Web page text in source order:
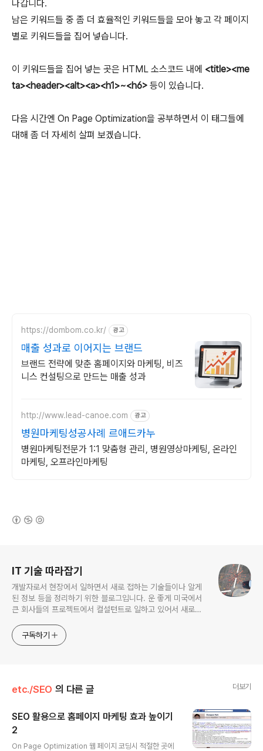
나갑니다.
남은 키워드들 중 좀 더 효율적인 키워드들을 모아 놓고 각 페이지
별로 키워드들을 집어 넣습니다.
이 키워드들을 집어 넣는 곳은 HTML 소스코드 내에 <title><me
ta><header><alt><a><h1>~<h6> 등이 있습니다.
다음 시간엔 On Page Optimization을 공부하면서 이 태그들에
대해 좀 더 자세히 살펴 보겠습니다.
https://dombom.co.kr/ 광고
매출 성과로 이어지는 브랜드
브랜드 전략에 맞춘 홈페이지와 마케팅, 비즈
니스 컨설팅으로 만드는 매출 성과
http://www.lead-canoe.com 광고
병원마케팅성공사례 르애드카누
병원마케팅전문가 1:1 맞춤형 관리, 병원영상마케팅, 온라인
마케팅, 오프라인마케팅
IT 기술 따라잡기
개발자로서 현장에서 일하면서 새로 접하는 기술들이나 알게
된 정보 등을 정리하기 위한 블로그입니다. 운 좋게 미국에서
큰 회사들의 프로젝트에서 컬설턴트로 일하고 있어서 새로운
사용되는 툴들에 대해 많은 분들과 정보를 공유하고 싶습니다.
구독하기
etc./SEO 의 다른 글 더보기
SEO 활용으로 홈페이지 마케팅 효과 높이기
2
On Page Optimization 웹 페이지 코딩시 적절한 곳에